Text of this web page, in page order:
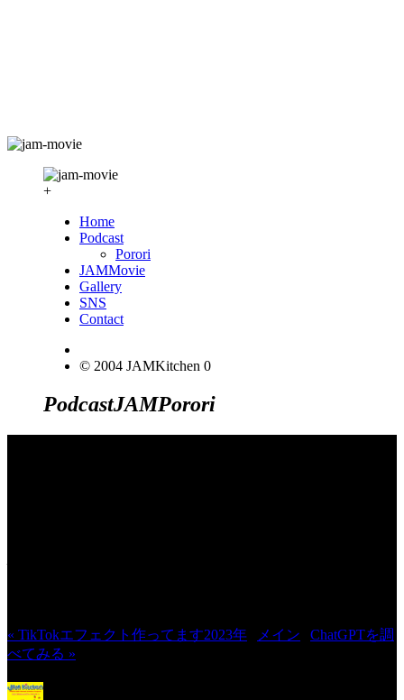
+
Home
Podcast
Porori
JAMMovie
Gallery
SNS
Contact
© 2004 JAMKitchen 0
PodcastJAMPorori
« TikTokエフェクト作ってます2023年 メイン
ChatGPTを調
べてみる »